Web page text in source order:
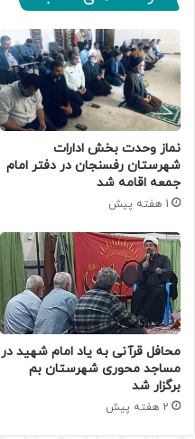
نماز وحدت بخش ادارات
شهرستان رفسنجان در دفتر امام
جمعه اقامه شد
1 هفته پیش
محافل قرآنی به یاد امام شهید در
مساجد محوری شهرستان بم
برگزار شد
2 هفته پیش